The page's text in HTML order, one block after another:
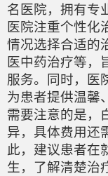
名医院，拥有专
医院注重个性化
情况选择合适的
医中药治疗等，
服务。同时，医
为患者提供温馨
需要注意的是，
异，具体费用还
此，建议患者在
生，了解清楚治